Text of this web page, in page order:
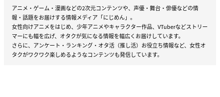
アニメ・ゲーム・漫画などの2次元コンテンツや、声優・舞台・俳優などの情
報・話題をお届けする情報メディア「にじめん」。
女性向けアニメをはじめ、少年アニメやキャラクター作品、VTuberなどストリー
マーにも幅を広げ、オタクが気になる情報を幅広くお届けしています。
さらに、アンケート・ランキング・オタ活（推し活）お役立ち情報など、女性オ
タクがワクワク楽しめるようなコンテンツも発信しています。